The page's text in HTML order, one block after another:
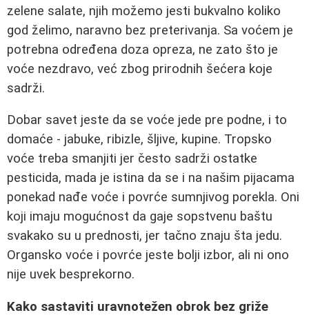
zelene salate, njih možemo jesti bukvalno koliko
god želimo, naravno bez preterivanja. Sa voćem je
potrebna određena doza opreza, ne zato što je
voće nezdravo, već zbog prirodnih šećera koje
sadrži.
Dobar savet jeste da se voće jede pre podne, i to
domaće - jabuke, ribizle, šljive, kupine. Tropsko
voće treba smanjiti jer često sadrži ostatke
pesticida, mada je istina da se i na našim pijacama
ponekad nađe voće i povrće sumnjivog porekla. Oni
koji imaju mogućnost da gaje sopstvenu baštu
svakako su u prednosti, jer tačno znaju šta jedu.
Organsko voće i povrće jeste bolji izbor, ali ni ono
nije uvek besprekorno.
Kako sastaviti uravnotežen obrok bez griže